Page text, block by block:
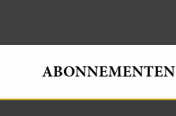
ABONNEMENTEN